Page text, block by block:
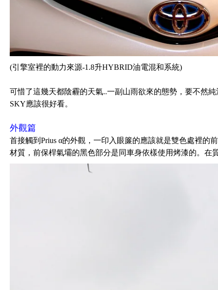
(引擎室裡的動力來源-1.8升HYBRID油電混和系統)
可惜了這幾天都陰霾的天氣..一副山雨欲來的態勢，要不然
SKY應該很好看。
外觀篇
首接觸到Prius α的外觀，一印入眼簾的應該就是雙色處裡的
材質，前保桿氣壩的黑色部分是同車身依樣使用烤漆的。在